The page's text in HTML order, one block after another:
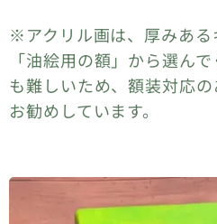
※アクリル画は、厚みある
「油絵用の額」から選ん
も難しいため、額装対応
お勧めしています。